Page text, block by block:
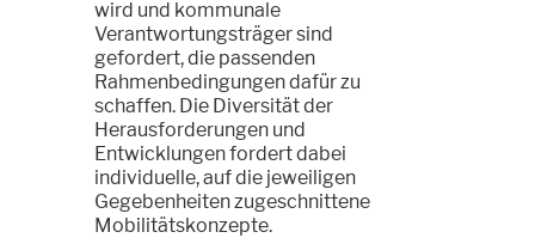
wird und kommunale
Verantwortungsträger sind
gefordert, die passenden
Rahmenbedingungen dafür zu
schaffen. Die Diversität der
Herausforderungen und
Entwicklungen fordert dabei
individuelle, auf die jeweiligen
Gegebenheiten zugeschnittene
Mobilitätskonzepte.